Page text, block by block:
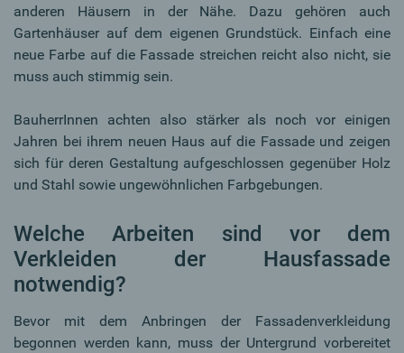
anderen Häusern in der Nähe. Dazu gehören auch
Gartenhäuser auf dem eigenen Grundstück. Einfach eine
neue Farbe auf die Fassade streichen reicht also nicht, sie
muss auch stimmig sein.
BauherrInnen achten also stärker als noch vor einigen
Jahren bei ihrem neuen Haus auf die Fassade und zeigen
sich für deren Gestaltung aufgeschlossen gegenüber Holz
und Stahl sowie ungewöhnlichen Farbgebungen.
Welche Arbeiten sind vor dem
Verkleiden der Hausfassade
notwendig?
Bevor mit dem Anbringen der Fassadenverkleidung
begonnen werden kann, muss der Untergrund vorbereitet